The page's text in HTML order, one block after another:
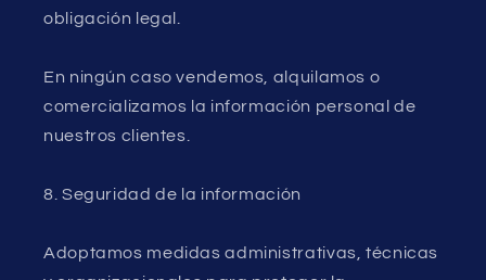
obligación legal.
En ningún caso vendemos, alquilamos o
comercializamos la información personal de
nuestros clientes.
8. Seguridad de la información
Adoptamos medidas administrativas, técnicas